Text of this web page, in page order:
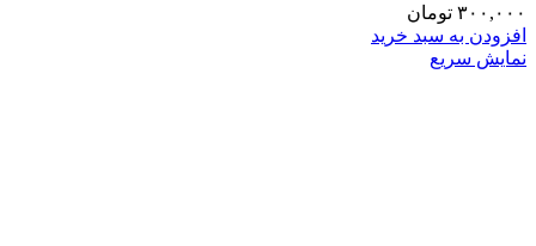
۳۰۰,۰۰۰ تومان
افزودن به سبد خرید
نمایش سریع